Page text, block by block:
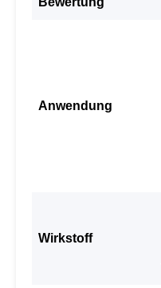
Anwendung
Wirkstoff